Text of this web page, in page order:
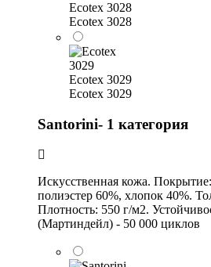
Ecotex 3028
Ecotex 3028
Ecotex 3029
Ecotex 3029
Santorini- 1 категория
Искусственная кожа.
полиэстер 60%, хлопок 40%.
Плотность: 550 г/м2.
(Мартиндейл) - 50 000 циклов